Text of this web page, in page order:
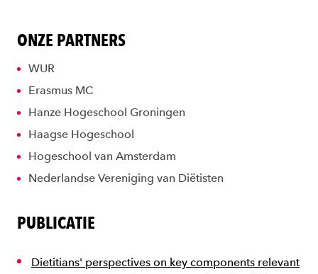
ONZE PARTNERS
WUR
Erasmus MC
Hanze Hogeschool Groningen
Haagse Hogeschool
Hogeschool van Amsterdam
Nederlandse Vereniging van Diëtisten
PUBLICATIE
Dietitians' perspectives on key components relevant